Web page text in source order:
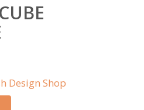
Design Shop